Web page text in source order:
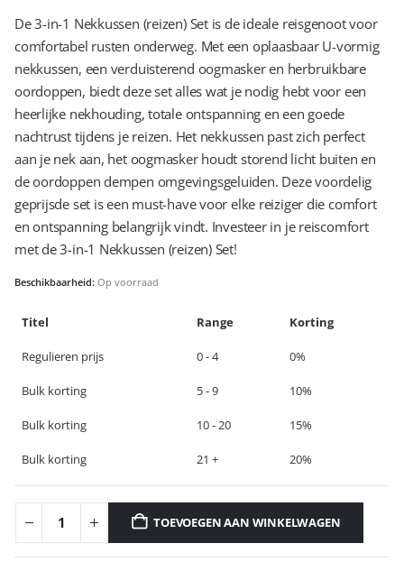
De 3-in-1 Nekkussen (reizen) Set is de ideale reisgenoot voor
comfortabel rusten onderweg. Met een oplaasbaar U-vormig
nekkussen, een verduisterend oogmasker en herbruikbare
oordoppen, biedt deze set alles wat je nodig hebt voor een
heerlijke nekhouding, totale ontspanning en een goede
nachtrust tijdens je reizen. Het nekkussen past zich perfect
aan je nek aan, het oogmasker houdt storend licht buiten en
de oordoppen dempen omgevingsgeluiden. Deze voordelig
geprijsde set is een must-have voor elke reiziger die comfort
en ontspanning belangrijk vindt. Investeer in je reiscomfort
met de 3-in-1 Nekkussen (reizen) Set!
Beschikbaarheid: Op voorraad
Titel Range Korting
Regulieren prijs 0 - 4 0%
Bulk korting 5 - 9 10%
Bulk korting 10 - 20 15%
Bulk korting 21 + 20%
TOEVOEGEN AAN WINKELWAGEN